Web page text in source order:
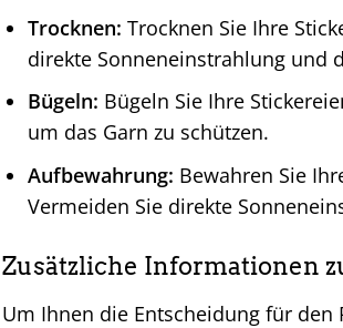
Trocknen: Trocknen Sie Ihre
direkte Sonneneinstrahlung und
Bügeln: Bügeln Sie Ihre
um das Garn zu schützen.
Aufbewahrung: Bewahren Sie
Vermeiden Sie direkte
Zusätzliche Informationen
Um Ihnen die Entscheidung für den